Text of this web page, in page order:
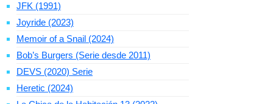
JFK (1991)
Joyride (2023)
Memoir of a Snail (2024)
Bob’s Burgers (Serie desde 2011)
DEVS (2020) Serie
Heretic (2024)